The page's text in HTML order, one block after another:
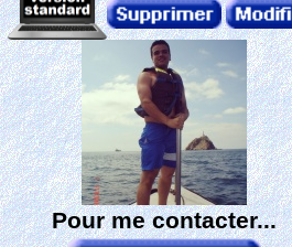
Pour me contacter...